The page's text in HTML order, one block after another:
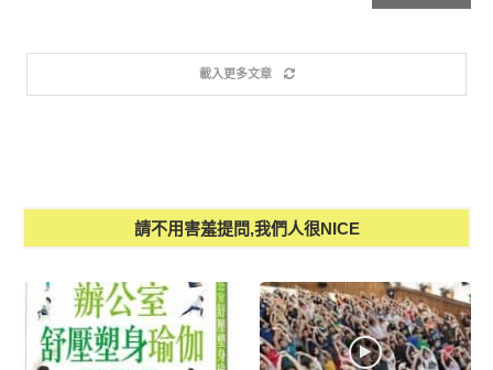
載入更多文章
請不用害羞提問,我們人很NICE